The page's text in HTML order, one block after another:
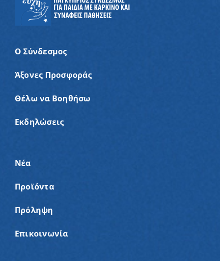
Ο Σύνδεσμος
Άξονες Προσφοράς
Θέλω να Βοηθήσω
Εκδηλώσεις
Νέα
Προϊόντα
Πρόληψη
Επικοινωνία